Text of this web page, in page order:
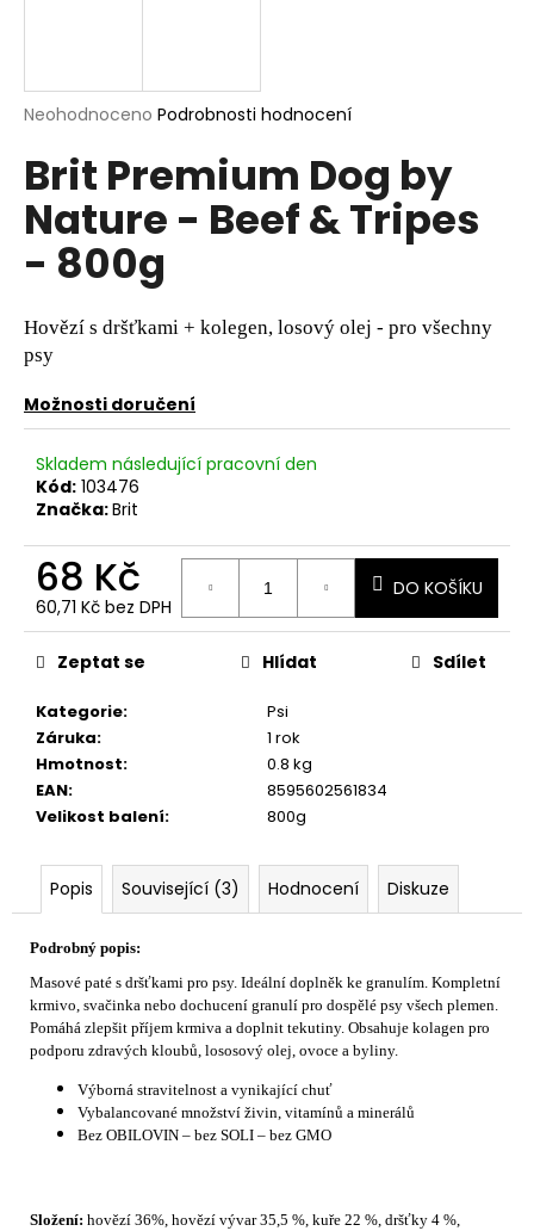
Průměrné
produktu
je
0,0
hvězdiček.
Neohodnoceno Podrobnosti hodnocení
Brit Premium Dog by
Nature - Beef & Tripes
- 800g
Hovězí s dršťkami + kolegen, losový olej - pro všechny
psy
Možnosti doručení
Skladem následující pracovní den
Kód: 103476
Značka:Brit
68 Kč
60,71 Kč bez DPH
Měrná
cena:
DO KOŠÍKU
Kategorie:
Psi
Záruka:
1 rok
Hmotnost:
0.8 kg
EAN:
8595602561834
Velikost balení: 800g
Zeptat se Hlídat Sdílet
Popis Související (3) Hodnocení Diskuze
Podrobný popis:
Masové paté s dršťkami pro psy. Ideální doplněk ke granulím. Kompletní
krmivo, svačinka nebo dochucení granulí pro dospělé psy všech plemen.
Pomáhá zlepšit příjem krmiva a doplnit tekutiny. Obsahuje kolagen pro
podporu zdravých kloubů, lososový olej, ovoce a byliny.
Výborná stravitelnost a vynikající chuť
Vybalancované množství živin, vitamínů a minerálů
Bez OBILOVIN – bez SOLI – bez GMO
Složení: hovězí 36%, hovězí vývar 35,5 %, kuře 22 %, dršťky 4 %,
í
t
?
o
p
o
u
č
u
e
m
e